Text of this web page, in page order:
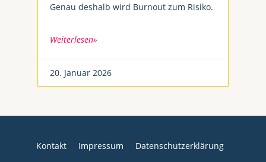
Genau deshalb wird Burnout zum Risiko.
Weiterlesen»
20. Januar 2026
Kontakt Impressum Datenschutzerklärung